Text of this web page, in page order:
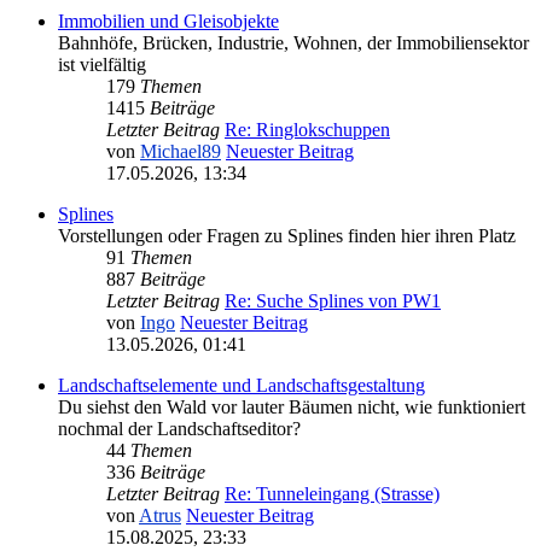
Immobilien und Gleisobjekte
Bahnhöfe, Brücken, Industrie, Wohnen, der Immobiliensektor
ist vielfältig
179 Themen
1415 Beiträge
Letzter Beitrag Re: Ringlokschuppen
von Michael89 Neuester Beitrag
17.05.2026, 13:34
Splines
Vorstellungen oder Fragen zu Splines finden hier ihren Platz
91 Themen
887 Beiträge
Letzter Beitrag Re: Suche Splines von PW1
von Ingo Neuester Beitrag
13.05.2026, 01:41
Landschaftselemente und Landschaftsgestaltung
Du siehst den Wald vor lauter Bäumen nicht, wie funktioniert
nochmal der Landschaftseditor?
44 Themen
336 Beiträge
Letzter Beitrag Re: Tunneleingang (Strasse)
von Atrus Neuester Beitrag
15.08.2025, 23:33